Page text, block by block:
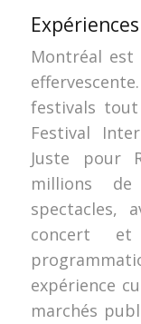
Montréal est
festivals tout
Festival
Juste pour
millions
spectacles,
concert
expérience
marchés